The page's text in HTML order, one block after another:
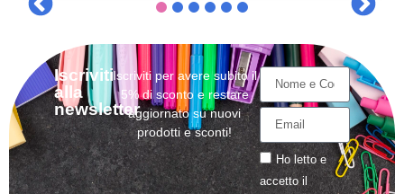
Iscriviti
alla
newsletter
Iscriviti per avere subito il
5% di sconto e restare
aggiornato su nuovi
prodotti e sconti!
Ho letto e
accetto il